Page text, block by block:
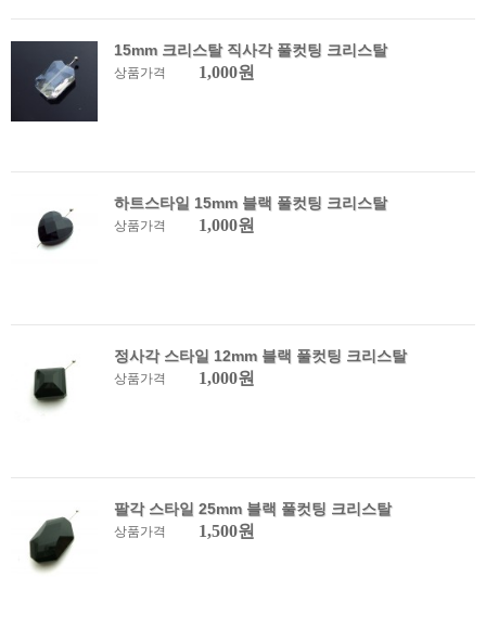
15mm 크리스탈 직사각 풀컷팅 크리스탈
상품가격 1,000원
하트스타일 15mm 블랙 풀컷팅 크리스탈
상품가격 1,000원
정사각 스타일 12mm 블랙 풀컷팅 크리스탈
상품가격 1,000원
팔각 스타일 25mm 블랙 풀컷팅 크리스탈
상품가격 1,500원